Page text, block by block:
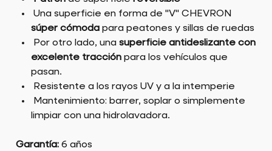
Una superficie en forma de "V" CHEVRON
súper cómoda para peatones y sillas de ruedas
Por otro lado, unasuperficie antideslizante con
excelente tracción para los vehículos que
pasan.
Resistente a los rayos UV y a la intemperie
Mantenimiento: barrer, soplar o simplemente
limpiar con una hidrolavadora.
Garantía: 6 años